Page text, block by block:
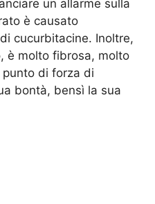
un allarme sulla
è causato
cucurbitacine. Inoltre,
è molto fibrosa, molto
di forza di
bontà, bensì la sua